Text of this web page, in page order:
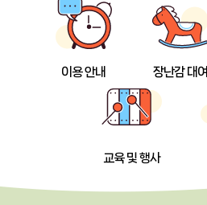
이용 안내 장난감 대여
교육 및 행사